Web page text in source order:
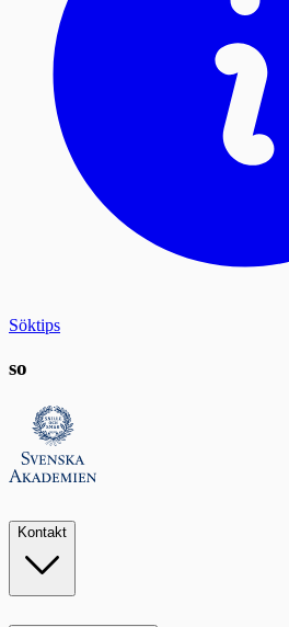
Söktips
so
Kontakt